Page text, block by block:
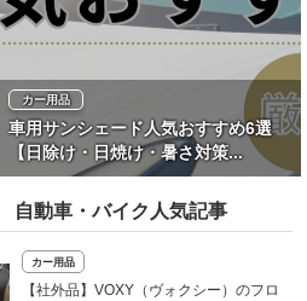
カー用品
車用サンシェード人気おすすめ6選
【日除け・日焼け・暑さ対策...
自動車・バイク人気記事
カー用品
【社外品】VOXY（ヴォクシー）のフロ